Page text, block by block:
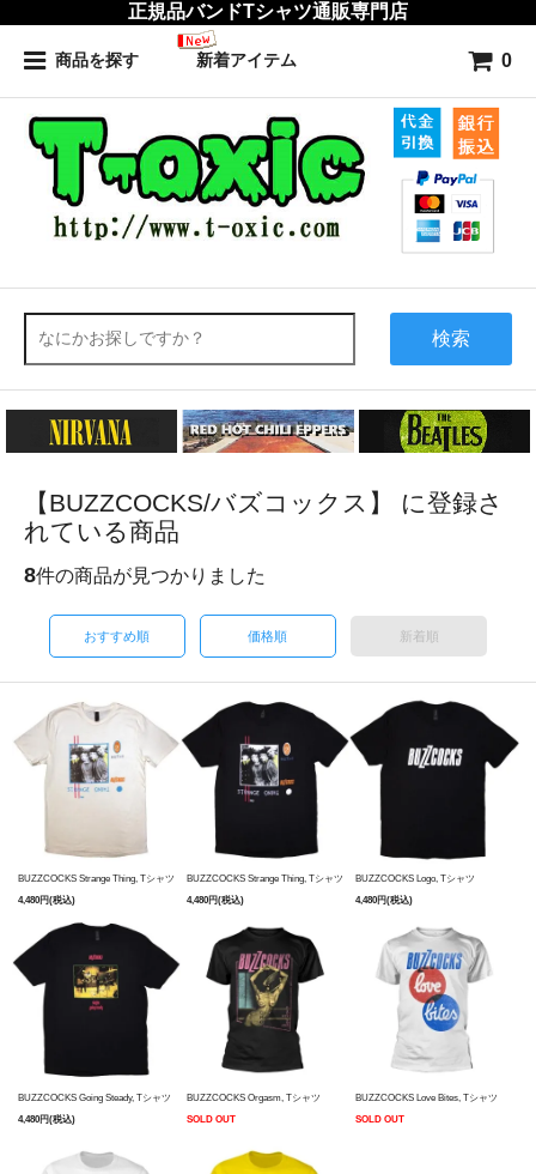
正規品バンドTシャツ通販専門店
商品を探す 新着アイテム 0
検索
【BUZZCOCKS/バズコックス】 に登録さ
れている商品
8件の商品が見つかりました
おすすめ順 価格順 新着順
BUZZCOCKS Strange Thing, Tシャツ
4,480円(税込)
BUZZCOCKS Strange Thing, Tシャツ
4,480円(税込)
BUZZCOCKS Logo, Tシャツ
4,480円(税込)
BUZZCOCKS Going Steady, Tシャツ
4,480円(税込)
BUZZCOCKS Orgasm, Tシャツ
SOLD OUT
BUZZCOCKS Love Bites, Tシャツ
SOLD OUT